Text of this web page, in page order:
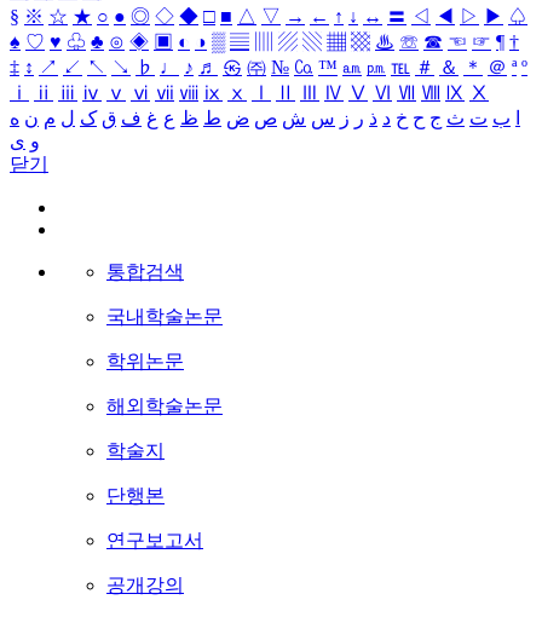
§ ※ ☆ ★ ○ ● ◎ ◇ ◆ □ ■ △ ▽ → ← ↑ ↓ ↔ 〓 ◁ ◀ ▷ ▶ ♤
♠ ♡ ♥ ♧ ♣ ⊙ ◈ ▣ ◐ ◑ ▒ ▤ ▨ ▧ ▦ ▩ ♨ ☏ ☎ ☜ ☞ ¶ †
‡ ↕ ↗ ↙ ↖ ↘ ♭ ♩ ♪ ♬ ㉿ ㈜ № ㏇ ™ ㏂ ㏘ ℡ ＃ ＆ ＊ ＠ ª º
ⅰ
ⅱ ⅲ ⅳ ⅴ ⅵ ⅶ ⅷ ⅸ ⅹ Ⅳ Ⅴ Ⅵ Ⅶ Ⅷ Ⅸ Ⅹ
ب ت ث ج ح خ د ذ ر ز س ش ص ض ط ظ ع غ ف ق ک ل م ن ه
و ی
닫기
통합검색
국내학술논문
학위논문
해외학술논문
학술지
단행본
연구보고서
공개강의